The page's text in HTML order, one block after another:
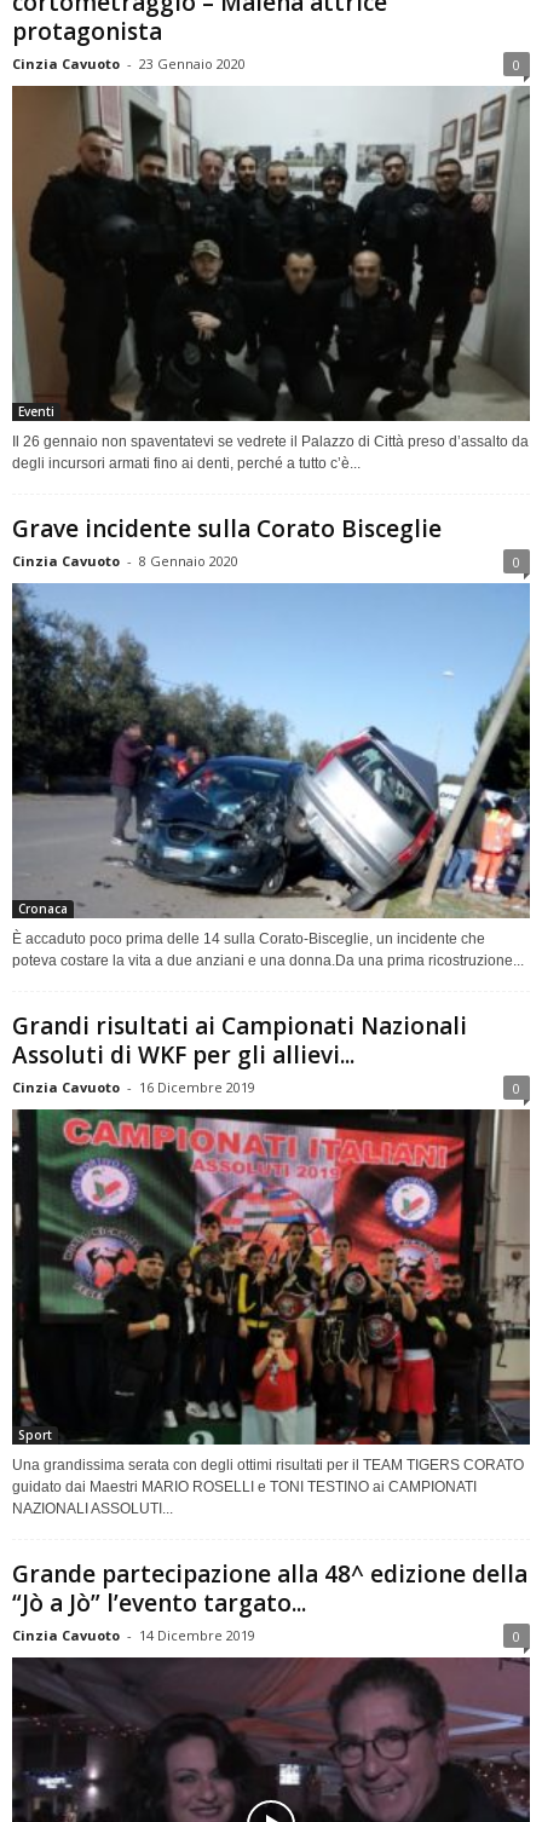
protagonista
Cinzia Cavuoto - 23 Gennaio 2020 0
Eventi
Il 26 gennaio non spaventatevi se vedrete il Palazzo di Città preso d’assalto da
degli incursori armati fino ai denti, perché a tutto c’è...
Grave incidente sulla Corato Bisceglie
Cinzia Cavuoto - 8 Gennaio 2020 0
Cronaca
È accaduto poco prima delle 14 sulla Corato-Bisceglie, un incidente che
poteva costare la vita a due anziani e una donna.Da una prima ricostruzione...
Grandi risultati ai Campionati Nazionali
Assoluti di WKF per gli allievi...
Cinzia Cavuoto - 16 Dicembre 2019 0
Sport
Una grandissima serata con degli ottimi risultati per il TEAM TIGERS CORATO
guidato dai Maestri MARIO ROSELLI e TONI TESTINO ai CAMPIONATI
NAZIONALI ASSOLUTI...
Grande partecipazione alla 48^ edizione della
“Jò a Jò” l’evento targato...
Cinzia Cavuoto - 14 Dicembre 2019 0